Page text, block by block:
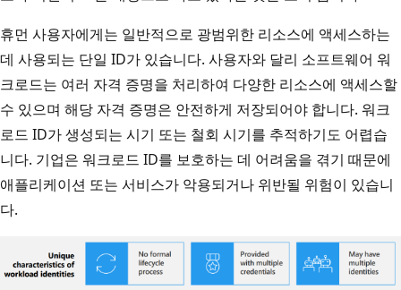
휴먼 사용자에게는 일반적으로 광범위한 리소스에 액세스하는
데 사용되는 단일 ID가 있습니다. 사용자와 달리 소프트웨어 워
크로드는 여러 자격 증명을 처리하여 다양한 리소스에 액세스할
수 있으며 해당 자격 증명은 안전하게 저장되어야 합니다. 워크
로드 ID가 생성되는 시기 또는 철회 시기를 추적하기도 어렵습
니다. 기업은 워크로드 ID를 보호하는 데 어려움을 겪기 때문에
애플리케이션 또는 서비스가 악용되거나 위반될 위험이 있습니
다.